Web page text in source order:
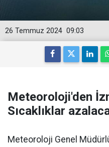
09:03
26 Temmuz 2024
Meteoroloji'den
Sıcaklıklar
Meteoroloji Genel